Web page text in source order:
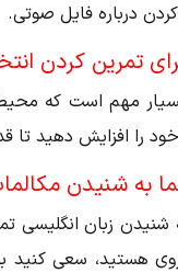
درباره فایل صوتی.
تمرین کردن
مهم است که
را افزایش دهید تا
به شنیدن
زبان انگلیسی
هستید، سعی